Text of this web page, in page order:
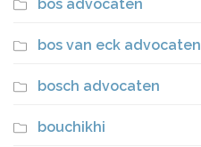
bos advocaten
bos van eck advocaten
bosch advocaten
bouchikhi